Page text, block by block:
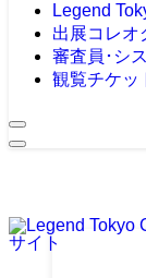
Legend
出展コレオ
審査員･シ
観覧チケッ